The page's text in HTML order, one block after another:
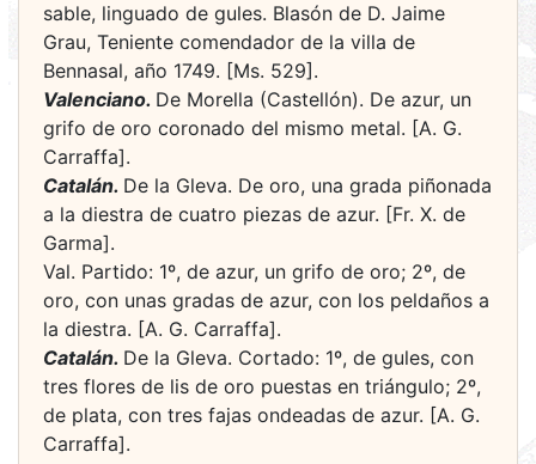
sable, linguado de gules. Blasón de D. Jaime
Grau, Teniente comendador de la villa de
Bennasal, año 1749. [Ms. 529].
Valenciano. De Morella (Castellón). De azur, un
grifo de oro coronado del mismo metal. [A. G.
Carraffa].
Catalán. De la Gleva. De oro, una grada piñonada
a la diestra de cuatro piezas de azur. [Fr. X. de
Garma].
Val. Partido: 1º, de azur, un grifo de oro; 2º, de
oro, con unas gradas de azur, con los peldaños a
la diestra. [A. G. Carraffa].
Catalán. De la Gleva. Cortado: 1º, de gules, con
tres flores de lis de oro puestas en triángulo; 2º,
de plata, con tres fajas ondeadas de azur. [A. G.
Carraffa].